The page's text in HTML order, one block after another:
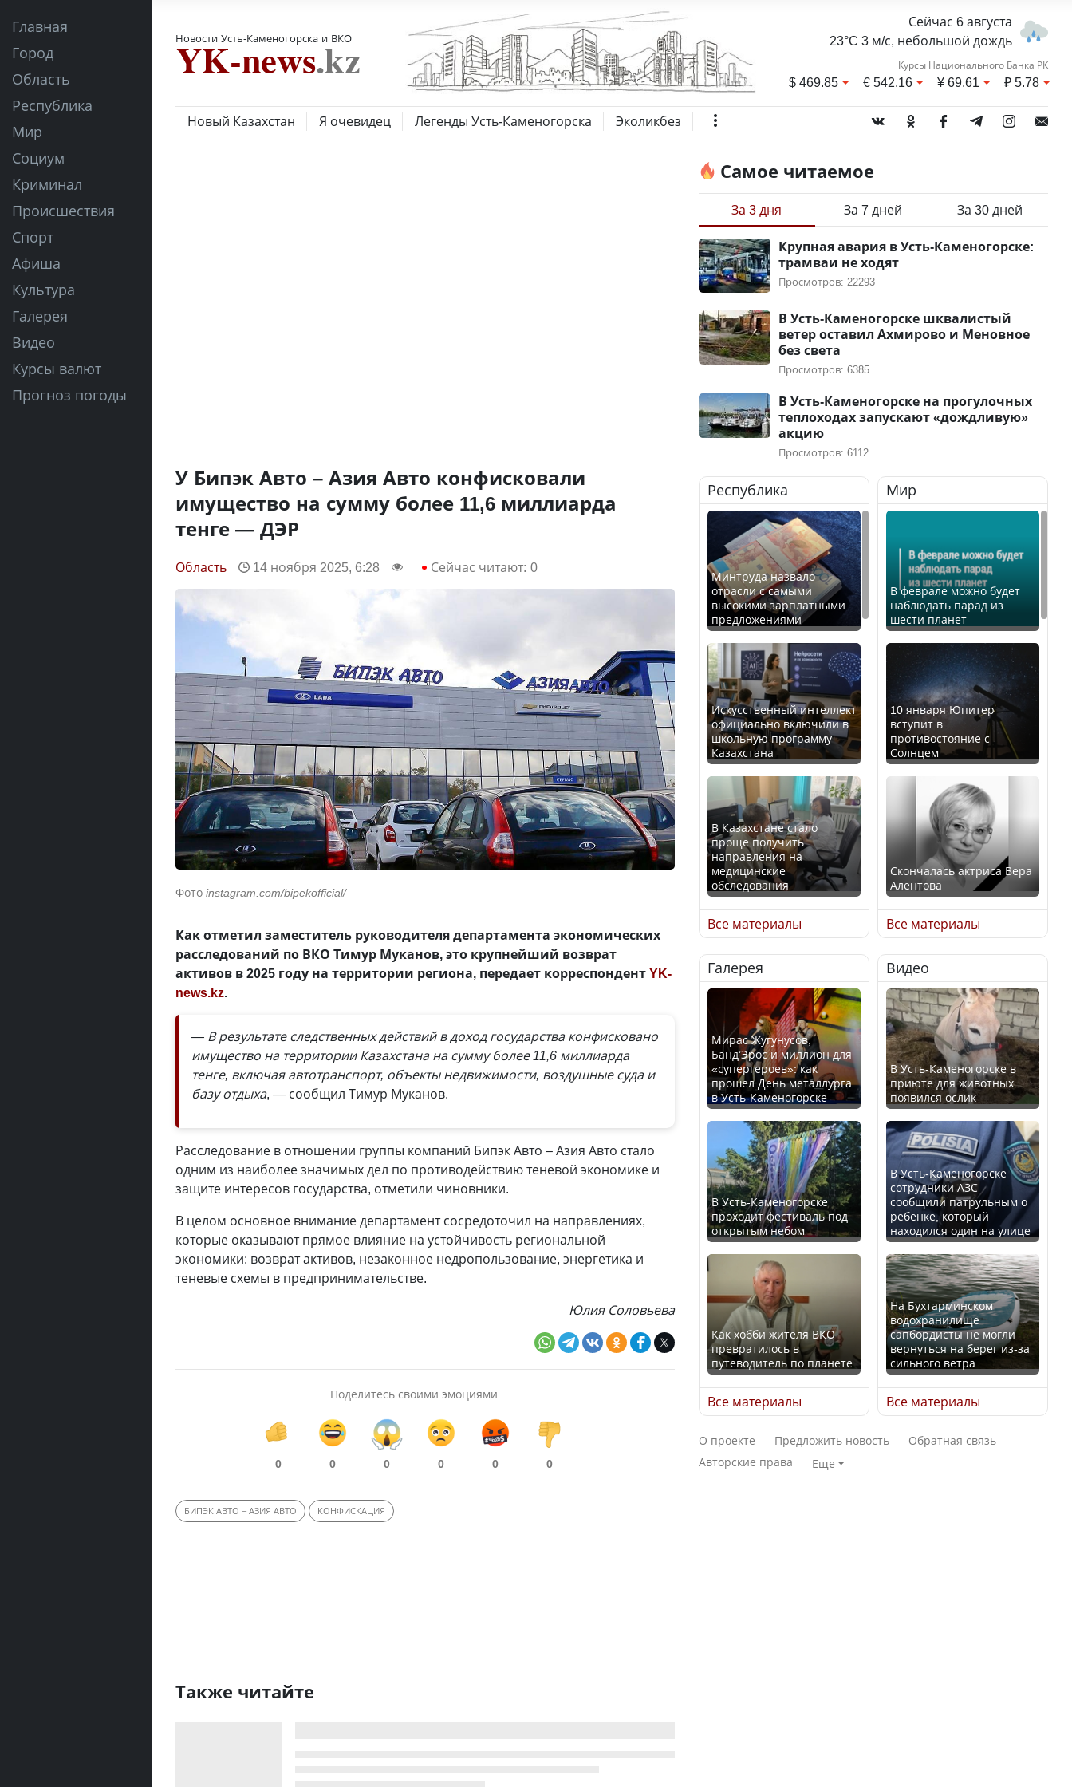
Главная
Город
Область
Республика
Мир
Социум
Криминал
Происшествия
Спорт
Афиша
Культура
Галерея
Видео
Курсы валют
Прогноз погоды
Новости Усть-Каменогорска и ВКО
Сейчас 6 августа
23°C 3 м/с, небольшой дождь
Курсы Национального Банка РК
$469.85 €542.16 ¥69.61 ₽5.78
Новый Казахстан Я очевидец Легенды Усть-Каменогорска Эколикбез
У Бипэк Авто – Азия Авто конфисковали
имущество на сумму более 11,6 миллиарда
тенге — ДЭР
Область 14 ноября 2025, 6:28 Сейчас читают: 0
Фото instagram.com/bipekofficial/
Как отметил заместитель руководителя департамента экономических
расследований по ВКО Тимур Муканов, это крупнейший возврат
активов в 2025 году на территории региона, передает корреспондентYK-
news.kz.
— В результате следственных действий в доход государства конфисковано
имущество на территории Казахстана на сумму более 11,6 миллиарда
тенге, включая автотранспорт, объекты недвижимости, воздушные суда и
базу отдыха, — сообщил Тимур Муканов.
Расследование в отношении группы компаний Бипэк Авто – Азия Авто стало
одним из наиболее значимых дел по противодействию теневой экономике и
защите интересов государства, отметили чиновники.
В целом основное внимание департамент сосредоточил на направлениях,
которые оказывают прямое влияние на устойчивость региональной
экономики: возврат активов, незаконное недропользование, энергетика и
теневые схемы в предпринимательстве.
Юлия Соловьева
Поделитесь своими эмоциями
0 0 0 0 0 0
БИПЭК АВТО – АЗИЯ АВТО КОНФИСКАЦИЯ
Также читайте
Самое читаемое
За 3 дня За 7 дней За 30 дней
Крупная авария в Усть-Каменогорске:
трамваи не ходят
Просмотров: 22293
В Усть-Каменогорске шквалистый
ветер оставил Ахмирово и Меновное
без света
Просмотров: 6385
В Усть-Каменогорске на прогулочных
теплоходах запускают «дождливую»
акцию
Просмотров: 6112
Республика
Минтруда назвало
отрасли с самыми
высокими зарплатными
предложениями
Искусственный интеллект
официально включили в
школьную программу
Казахстана
В Казахстане стало
проще получить
направления на
медицинские
обследования
Қазақстан Орталық Азия
елдері арасында әл-ауқат
индексінде көш бастады
Казахстан возглавил
рейтинг благополучия
среди стран Центральной
Азии
Будут ли представлены
интересы регионов в
Курултае?
Ең төменгі жалақы,
алимент, экология: жеті
партия сайлаушылармен
нені талқылап жатыр?
Все материалы
Мир
В феврале можно будет
наблюдать парад из
шести планет
10 января Юпитер
вступит в
противостояние с
Солнцем
Скончалась актриса Вера
Алентова
В РФ вынесен заочный
приговор по уголовному
делу об убийстве Игоря
Талькова
В России введены
дополнительные
ограничения для
казахстанских прав
Трамп официально
вступил в должность
президента США
Луну признали объектом
культурного наследия,
находящегося под
угрозой исчезновения
Все материалы
Галерея
Мирас Жугунусов,
Банд’Эрос и миллион для
«супергероев»: как
прошел День металлурга
в Усть-Каменогорске
В Усть-Каменогорске
проходит фестиваль под
открытым небом
Как хобби жителя ВКО
превратилось в
путеводитель по планете
Все материалы
Видео
В Усть-Каменогорске в
приюте для животных
появился ослик
В Усть-Каменогорске
сотрудники АЗС
сообщили патрульным о
ребенке, который
находился один на улице
На Бухтарминском
водохранилище
сапбордисты не могли
вернуться на берег из-за
сильного ветра
Все материалы
О проекте Предложить новость
Обратная связь
Авторские права
Еще